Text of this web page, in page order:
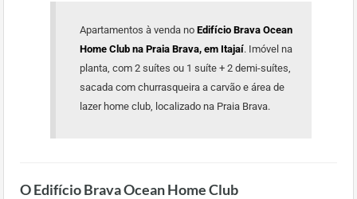
Apartamentos à venda no Edifício Brava Ocean
Home Club na Praia Brava, em Itajaí. Imóvel na
planta, com 2 suítes ou 1 suíte + 2 demi-suítes,
sacada com churrasqueira a carvão e área de
lazer home club, localizado na Praia Brava.
O Edifício Brava Ocean Home Club